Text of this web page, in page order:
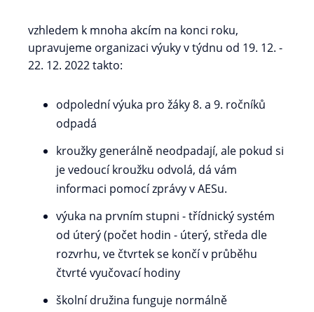
vzhledem k mnoha akcím na konci roku,
upravujeme organizaci výuky v týdnu od 19. 12. -
22. 12. 2022 takto:
odpolední výuka pro žáky 8. a 9. ročníků
odpadá
kroužky generálně neodpadají, ale pokud si
je vedoucí kroužku odvolá, dá vám
informaci pomocí zprávy v AESu.
výuka na prvním stupni - třídnický systém
od úterý (počet hodin - úterý, středa dle
rozvrhu, ve čtvrtek se končí v průběhu
čtvrté vyučovací hodiny
školní družina funguje normálně